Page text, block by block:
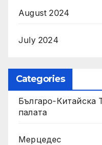
August 2024
July 2024
Categories
Българо-Китайска
палaта
Мерцедес